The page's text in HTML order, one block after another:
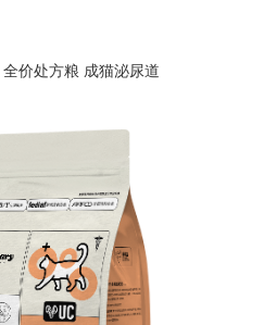
价处方粮 成猫泌尿道